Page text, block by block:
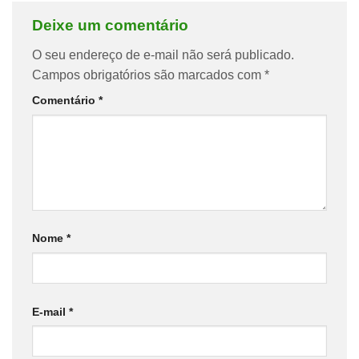
Deixe um comentário
O seu endereço de e-mail não será publicado.
Campos obrigatórios são marcados com *
Comentário *
Nome *
E-mail *